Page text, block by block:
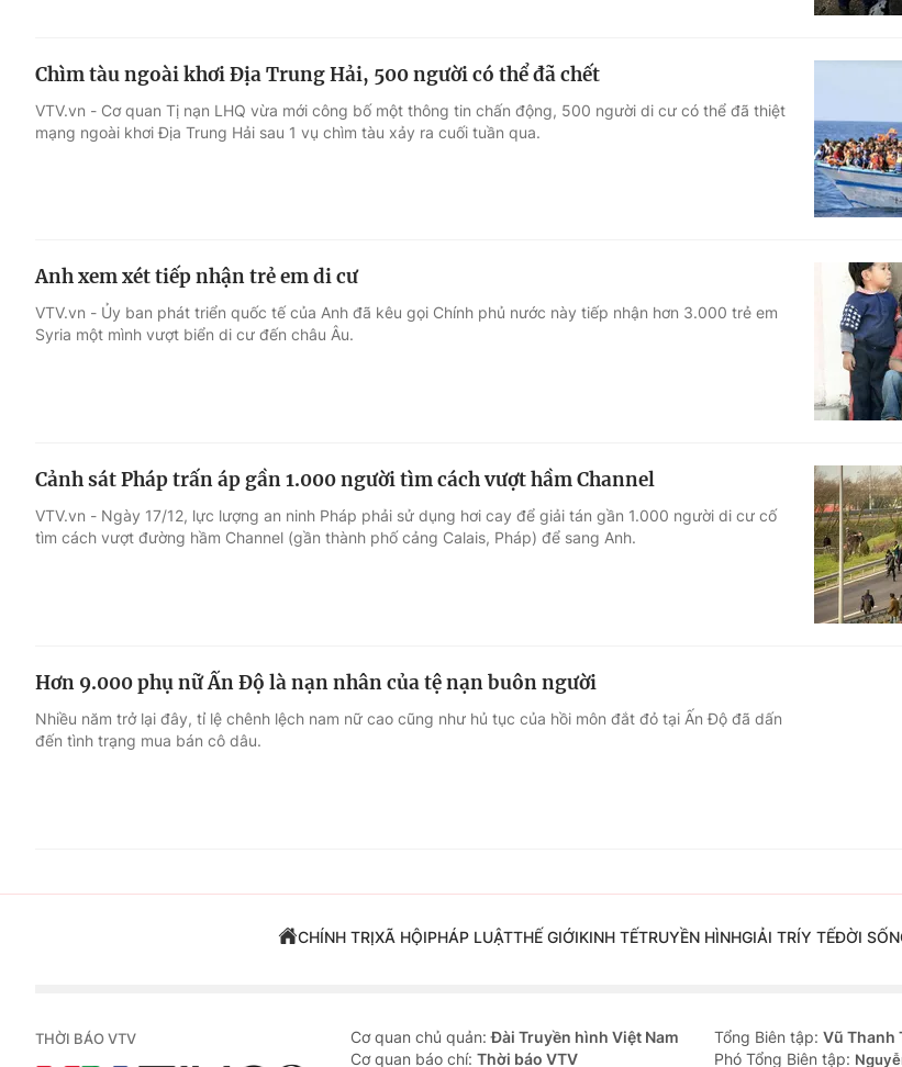
Chìm tàu ngoài khơi Địa Trung Hải, 500 người có thể đã chết
VTV.vn - Cơ quan Tị nạn LHQ vừa mới công bố một thông tin chấn động, 500 người di cư có thể đã thiệt
mạng ngoài khơi Địa Trung Hải sau 1 vụ chìm tàu xảy ra cuối tuần qua.
Anh xem xét tiếp nhận trẻ em di cư
VTV.vn - Ủy ban phát triển quốc tế của Anh đã kêu gọi Chính phủ nước này tiếp nhận hơn 3.000 trẻ em
Syria một mình vượt biển di cư đến châu Âu.
Cảnh sát Pháp trấn áp gần 1.000 người tìm cách vượt hầm Channel
VTV.vn - Ngày 17/12, lực lượng an ninh Pháp phải sử dụng hơi cay để giải tán gần 1.000 người di cư cố
tìm cách vượt đường hầm Channel (gần thành phố cảng Calais, Pháp) để sang Anh.
Hơn 9.000 phụ nữ Ấn Độ là nạn nhân của tệ nạn buôn người
Nhiều năm trở lại đây, tỉ lệ chênh lệch nam nữ cao cũng như hủ tục của hồi môn đắt đỏ tại Ấn Độ đã dấn
đến tình trạng mua bán cô dâu.
CHÍNH TRỊXÃ HỘIPHÁP LUẬTTHẾ GIỚIKINH TẾTRUYỀN HÌNHGIẢI TRÍY TẾĐỜI
THỜI BÁO VTV Cơ quan chủ quản:Đài Truyền hình Việt Nam
Cơ quan báo chí: Thời báo VTV
Tổng Biên tập: Vũ Thanh
Phó Tổng Biên tập: